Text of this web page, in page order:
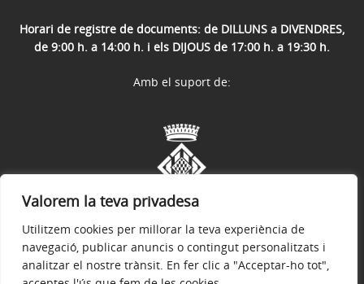
Valorem la teva privadesa
Utilitzem cookies per millorar la teva experiència de
navegació, publicar anuncis o contingut personalitzats i
analitzar el nostre trànsit. En fer clic a "Acceptar-ho tot",
Horari de registre de documents: de DILLUNS a DIVENDRES,
de 9:00 h. a 14:00 h. i els DIJOUS de 17:00 h. a 19:30 h.
Amb el suport de: